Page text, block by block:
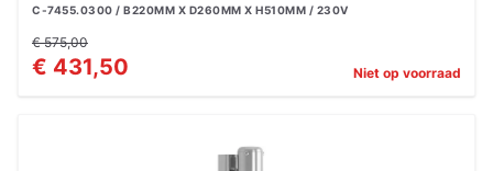
C-7455.0300 / B220MM X D260MM X H510MM / 230V
€ 575,00
€ 431,50 Niet op voorraad